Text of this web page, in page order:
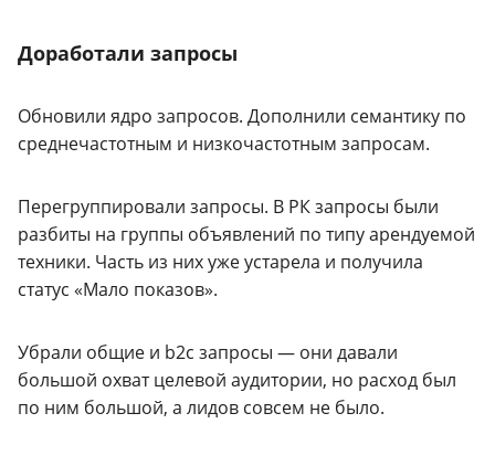
Доработали запросы
Обновили ядро запросов. Дополнили семантику по
среднечастотным и низкочастотным запросам.
Перегруппировали запросы. В РК запросы были
разбиты на группы объявлений по типу арендуемой
техники. Часть из них уже устарела и получила
статус «Мало показов».
Убрали общие и b2c запросы — они давали
большой охват целевой аудитории, но расход был
по ним большой, а лидов совсем не было.